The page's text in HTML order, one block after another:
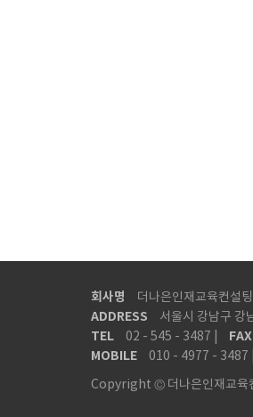
회사명 더나은인재교육컨설팅
ADDRESS 서울시 강남구 강
TEL 02 - 545 - 3487 | FAX
MOBILE 010 - 4977 - 3487 |
Copyright © 더나은인재교